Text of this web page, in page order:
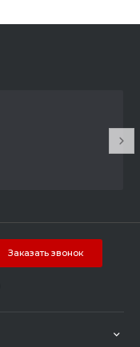
Заказать звонок